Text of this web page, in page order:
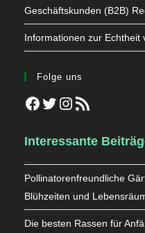
Geschäftskunden (B2B)
Informationen zur Echtheit
Folge uns
Facebook
TwitterInstagram
RSS-Feed
Interessante
Pollinatorenfreundliche
Blühzeiten und
Die besten Rassen für